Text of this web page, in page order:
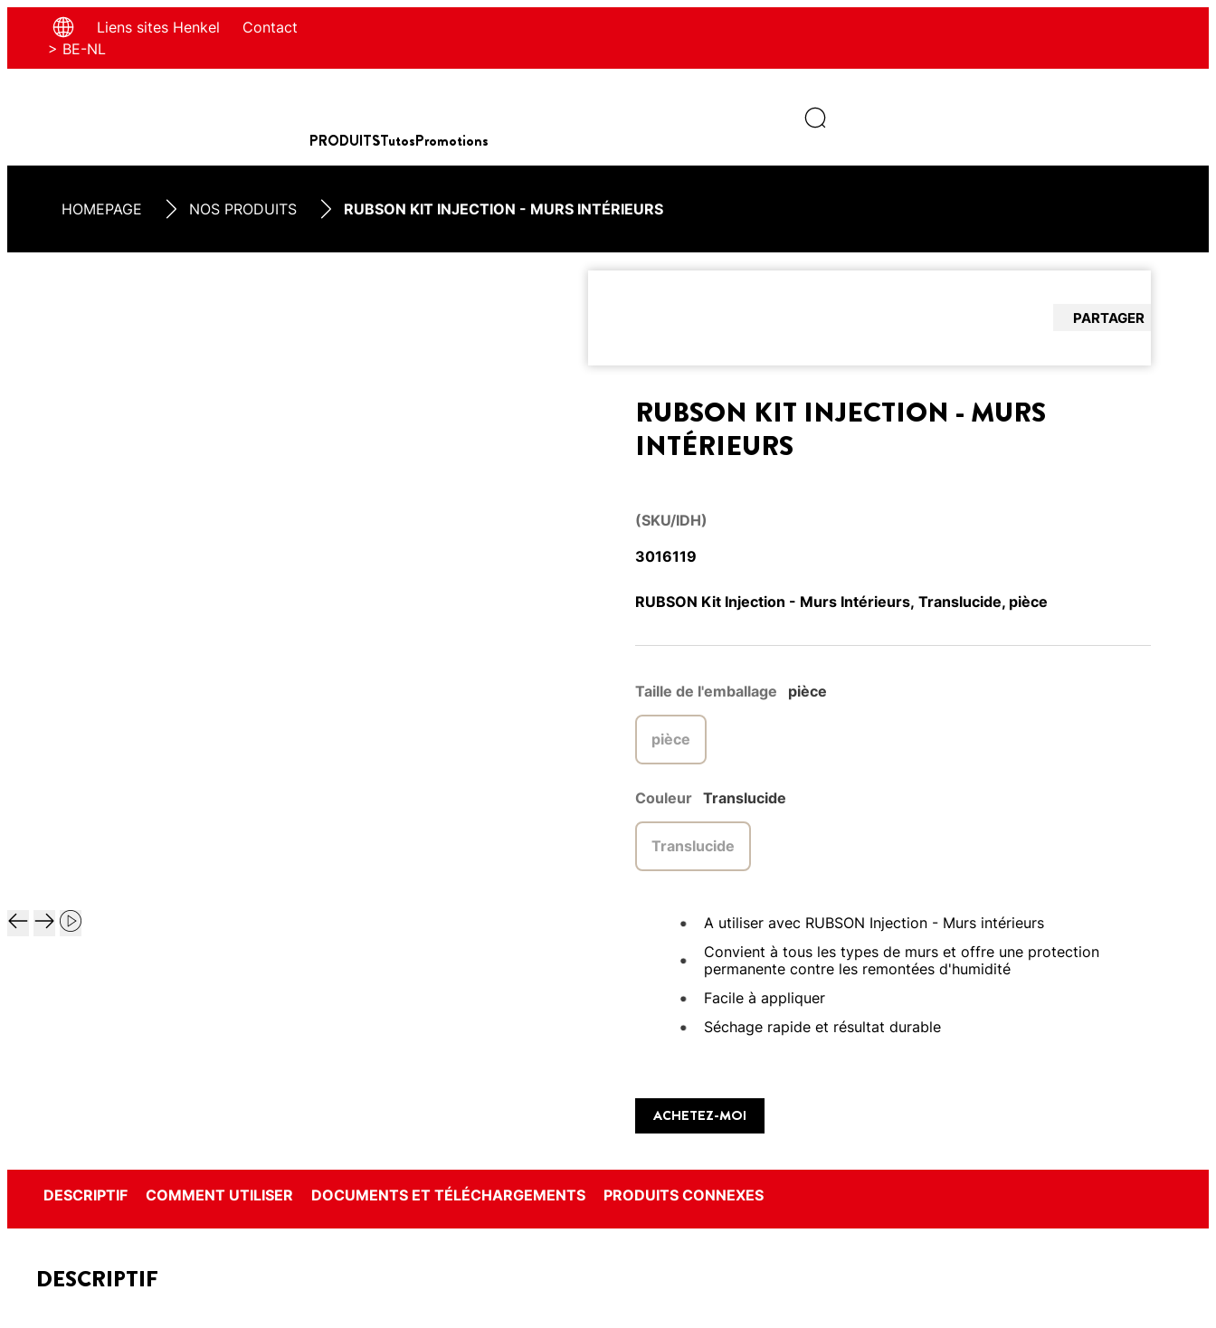
Liens sites Henkel
Contact
> BE-NL
PRODUITSTutosPromotions
HOMEPAGE NOS PRODUITS RUBSON KIT INJECTION - MURS INTÉRIEURS
PARTAGER
RUBSON KIT INJECTION - MURS
INTÉRIEURS
(SKU/IDH)
3016119
RUBSON Kit Injection - Murs Intérieurs, Translucide, pièce
Taille de l'emballage pièce
pièce
Couleur Translucide
Translucide
A utiliser avec RUBSON Injection - Murs intérieurs
Convient à tous les types de murs et offre une protection
permanente contre les remontées d'humidité
Facile à appliquer
Séchage rapide et résultat durable
ACHETEZ-MOI
DESCRIPTIF COMMENT UTILISER DOCUMENTS ET TÉLÉCHARGEMENTS PRODUITS CONNEXES
DESCRIPTIF